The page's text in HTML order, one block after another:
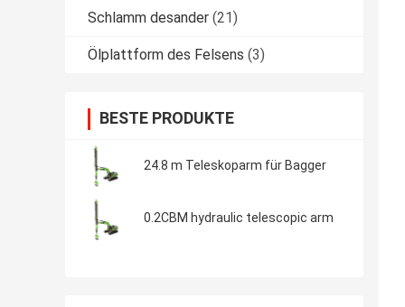
Schlamm desander (21)
Ölplattform des Felsens (3)
BESTE PRODUKTE
24.8 m Teleskoparm für Bagger
0.2CBM hydraulic telescopic arm